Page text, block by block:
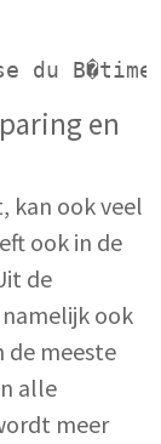
du
en
kan ook veel
ook in de
de
ook
de meeste
alle
meer